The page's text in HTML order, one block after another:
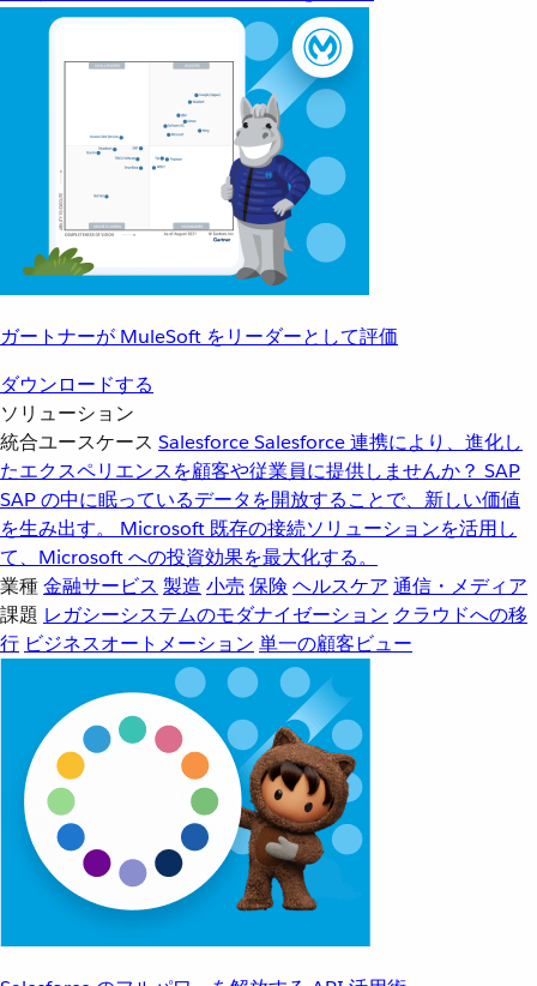
ガートナーが MuleSoft をリーダーとして評価
ダウンロードする
ソリューション
統合ユースケース SalesforceSalesforce 連携により、進化し
たエクスペリエンスを顧客や従業員に提供しませんか？ SAP
SAP の中に眠っているデータを開放することで、新しい価値
を生み出す。
Microsoft 既存の接続ソリューションを活用し
て、Microsoft への投資効果を最大化する。
業種金融サービス 製造 小売 保険 ヘルスケア 通信・メディア
課題 レガシーシステムのモダナイゼーション クラウドへの移
行 ビジネスオートメーション 単一の顧客ビュー